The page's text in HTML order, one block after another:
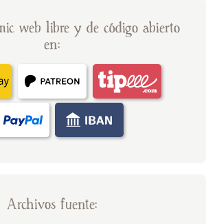
web libre y de código abierto
en:
Archivos fuente: